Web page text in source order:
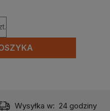
Wysyłka w: 24 godziny